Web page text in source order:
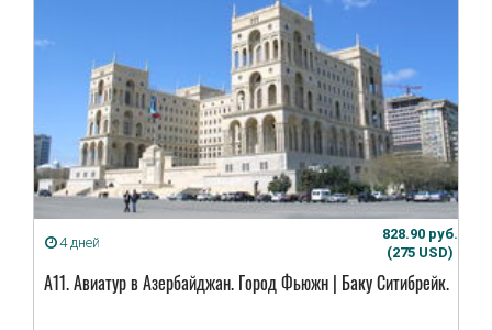
4 дней
828.90 руб.
(275 USD)
А11. Авиатур в Азербайджан. Город Фьюжн | Баку Ситибрейк.